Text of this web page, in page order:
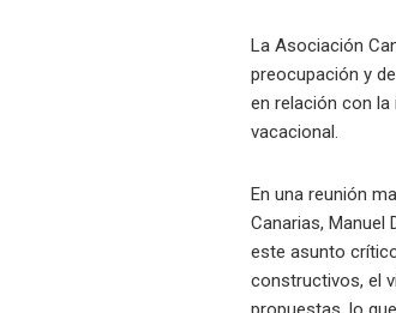
La Asociación
preocupación y
en relación con
vacacional.
En una reunión
Canarias, Manuel
este asunto
constructivos, el